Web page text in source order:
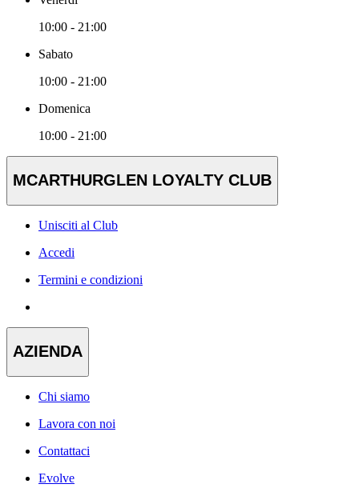
10:00 - 21:00
Sabato
10:00 - 21:00
Domenica
10:00 - 21:00
MCARTHURGLEN LOYALTY CLUB
Unisciti al Club
Accedi
Termini e condizioni
AZIENDA
Chi siamo
Lavora con noi
Contattaci
Evolve